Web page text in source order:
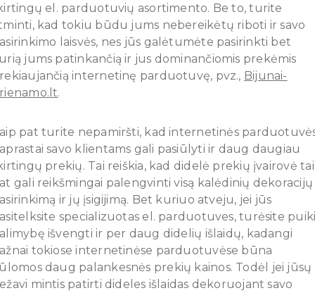
el. parduotuvių asortimento. Be to, turite
kad tokiu būdu jums nebereikėtų riboti ir savo
laisvės, nes jūs galėtumėte pasirinkti bet
jums patinkančią ir jus dominančiomis prekėmis
internetinę parduotuvę, pvz., Bijunai-
.
pat turite nepamiršti, kad internetinės
savo klientams gali pasiūlyti ir daug daugiau
prekių. Tai reiškia, kad didelė prekių įvairovė
gali reikšmingai palengvinti visą kalėdinių dekoracijų
ir jų įsigijimą. Bet kuriuo atveju, jei jūs
specializuotas el. parduotuves, turėsite
išvengti ir per daug didelių išlaidų, kadangi
tokiose internetinėse parduotuvėse būna
daug palankesnės prekių kainos. Todėl jei jūsų
mintis patirti dideles išlaidas dekoruojant savo